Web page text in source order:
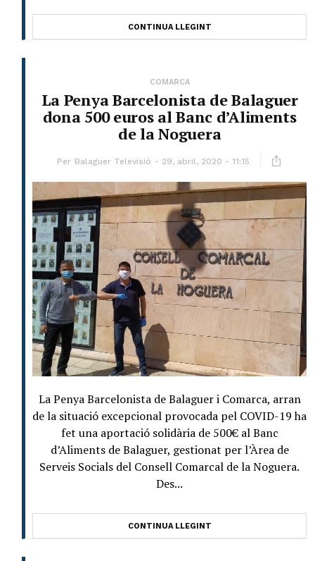
CONTINUA LLEGINT
COMARCA
La Penya Barcelonista de Balaguer
dona 500 euros al Banc d’Aliments
de la Noguera
Per Balaguer Televisió 29, abril, 2020 - 11:15
La Penya Barcelonista de Balaguer i Comarca, arran
de la situació excepcional provocada pel COVID-19 ha
fet una aportació solidària de 500€ al Banc
d’Aliments de Balaguer, gestionat per l’Àrea de
Serveis Socials del Consell Comarcal de la Noguera.
Des...
CONTINUA LLEGINT